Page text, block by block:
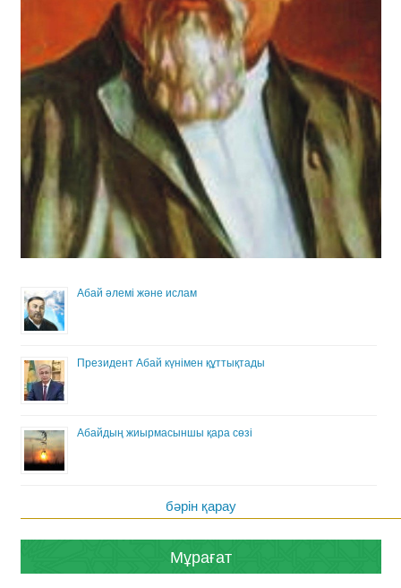
Абай әлемі және ислам
Президент Абай күнімен құттықтады
Абайдың жиырмасыншы қара сөзі
бәрін қарау
Мұрағат